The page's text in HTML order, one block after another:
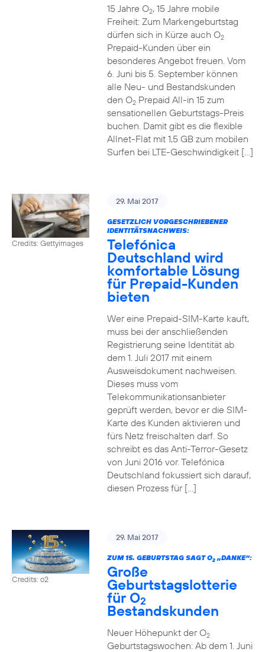
15 Jahre O2, 15 Jahre mobile
Freiheit: Zum Markengeburtstag
dürfen sich in Kürze auch O2
Prepaid-Kunden über ein
besonderes Angebot freuen. Vom
6. Juni bis 5. September können
alle Neu- und Bestandskunden
den O2Prepaid All-in 15 zum
sensationellen Geburtstags-Preis
buchen. Damit gibt es die flexible
Allnet-Flat mit 1,5 GB zum mobilen
Surfen bei LTE-Geschwindigkeit […]
Credits: Gettyimages
29. Mai 2017
GESETZLICH VORGESCHRIEBENER
IDENTITÄTSNACHWEIS:
Telefónica
Deutschland wird
komfortable Lösung
für Prepaid-Kunden
bieten
Wer eine Prepaid-SIM-Karte kauft,
muss bei der anschließenden
Registrierung seine Identität ab
dem 1. Juli 2017 mit einem
Ausweisdokument nachweisen.
Dieses muss vom
Telekommunikationsanbieter
geprüft werden, bevor er die SIM-
Karte des Kunden aktivieren und
fürs Netz freischalten darf. So
schreibt es das Anti-Terror-Gesetz
von Juni 2016 vor. Telefónica
Deutschland fokussiert sich darauf,
diesen Prozess für […]
Credits: o2
29. Mai 2017
ZUM 15. GEBURTSTAG SAGT O2„DANKE“:
Große
Geburtstagslotterie
für O2
Bestandskunden
Neuer Höhepunkt der O2
Geburtstagswochen: Ab dem 1. Juni